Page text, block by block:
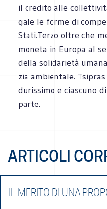
il cre­dito alle
gale le forme di
Stati.Terzo oltre che
moneta in Europa al
della soli­da­rietà
zia ambien­tale.
duris­simo e cia­scuno
parte.
ARTICOLI
IL MERITO DI UNA